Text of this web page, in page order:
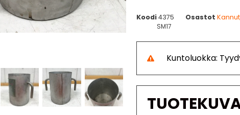
Koodi4375 Osastot
SM17
Kuntoluokka: